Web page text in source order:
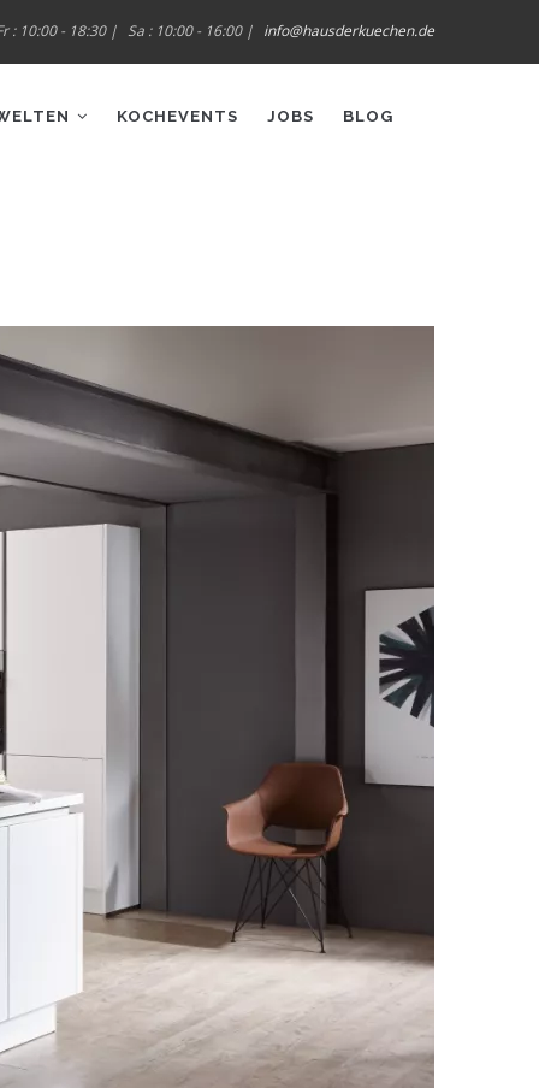
: 10:00 - 18:30 | Sa : 10:00 - 16:00 | info@hausderkuechen.de
KOCHEVENTS JOBS BLOG